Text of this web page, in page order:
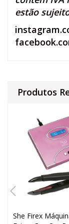
estão
Produtos
She Firex